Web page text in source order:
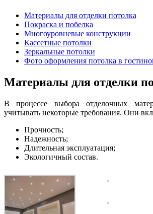
Материалы для отделки потолка
Покраска и побелка
Многоуровневые конструкции
Кассетные потолки
Зеркальные потолки
Фото оформления потолка в
Материалы для отделки
В процессе выбора отделочных
учитывать некоторые требования. Они
Прочность;
Надежность;
Длительная эксплуатация;
Экологичный состав.